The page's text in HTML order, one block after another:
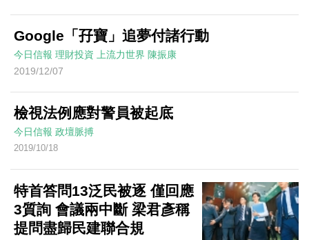
Google「孖寶」追夢付諸行動
今日信報 理財投資 上流力世界 陳振康
2019/12/07
檢視法例應對警員被起底
今日信報 政壇脈搏
2019/10/18
特首答問13泛民被逐 僅回應
3質詢 會議兩中斷 梁君彥稱
提問盡歸民建聯合規